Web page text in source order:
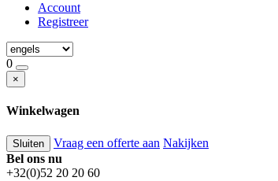
Account
Registreer
0
×
Winkelwagen
Sluiten Vraag een offerte aan Nakijken
Bel ons nu
+32(0)52 20 20 60